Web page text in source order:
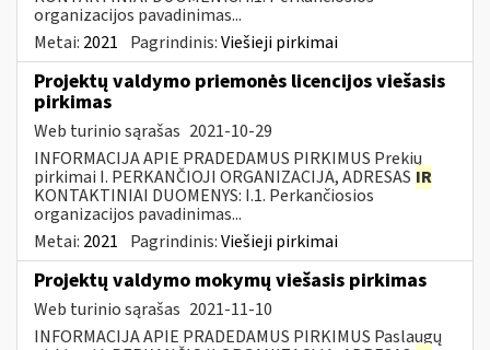
organizacijos pavadinimas...
Metai: 2021 Pagrindinis:Viešieji pirkimai
Projektų valdymo priemonės licencijos viešasis
pirkimas
Web turinio sąrašas 2021-10-29
INFORMACIJA APIE PRADEDAMUS PIRKIMUS Prekių
pirkimai I. PERKANČIOJI ORGANIZACIJA, ADRESAS IR
KONTAKTINIAI DUOMENYS: I.1. Perkančiosios
organizacijos pavadinimas...
Metai: 2021 Pagrindinis:Viešieji pirkimai
Projektų valdymo mokymų viešasis pirkimas
Web turinio sąrašas 2021-11-10
INFORMACIJA APIE PRADEDAMUS PIRKIMUS Paslaugų